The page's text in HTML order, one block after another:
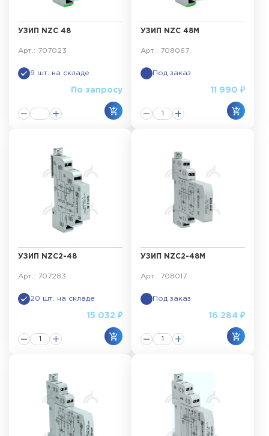
УЗИП NZC 48
Арт.: 707023
9 шт. на складе
По запросу
УЗИП NZC 48M
Арт.: 708067
Под заказ
11 990 ₽
УЗИП NZC2-48
Арт.: 707283
20 шт. на складе
15 032 ₽
УЗИП NZC2-48M
Арт.: 708017
Под заказ
16 284 ₽